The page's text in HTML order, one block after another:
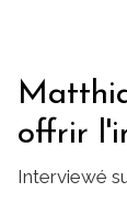
offrir
Interviewé